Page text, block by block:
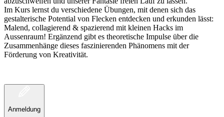
Im Kurs lernst du verschiedene Übungen, mit denen sich das
gestalterische Potential von Flecken entdecken und erkunden lässt:
Malend, collagierend & spazierend mit kleinen Hacks im
Aussenraum! Ergänzend gibt es theoretische Impulse über die
Zusammenhänge dieses faszinierenden Phänomens mit der
Förderung von Kreativität.
Anmeldung